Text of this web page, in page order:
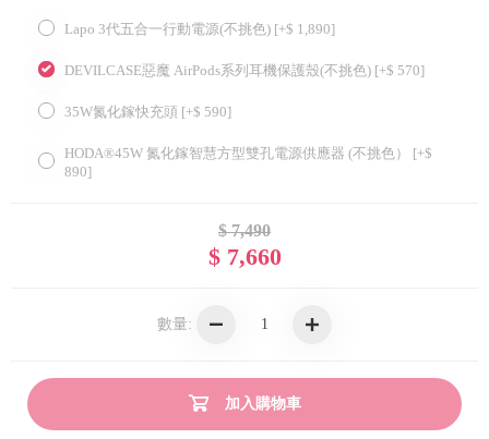
Lapo 3代五合一行動電源(不挑色) [+$ 1,890]
DEVILCASE惡魔 AirPods系列耳機保護殼(不挑色) [+$ 570]
35W氮化鎵快充頭 [+$ 590]
HODA®45W 氮化鎵智慧方型雙孔電源供應器 (不挑色） [+$
890]
$ 7,490
$ 7,660
數量:
加入購物車